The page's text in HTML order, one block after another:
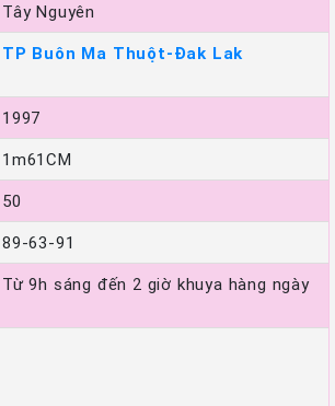
Tây Nguyên
TP Buôn Ma Thuột-Đak Lak
1997
1m61CM
50
89-63-91
Từ 9h sáng đến 2 giờ khuya hàng ngày